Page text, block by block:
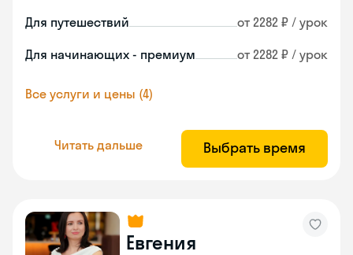
Для путешествий от 2282 ₽ / урок
Для начинающих - премиум от 2282 ₽ / урок
Все услуги и цены (4)
Читать дальше Выбрать время
Евгения